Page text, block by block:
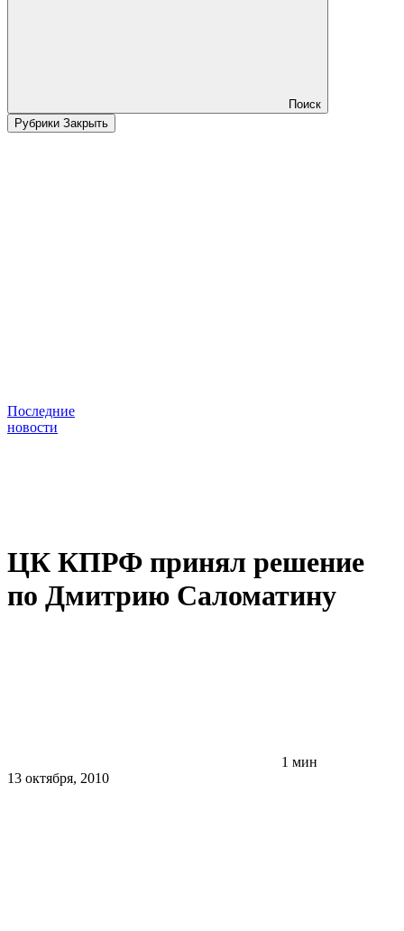
Поиск
Рубрики Закрыть
Последние
новости
ЦК КПРФ принял решение
по Дмитрию Саломатину
1 мин
13 октября, 2010